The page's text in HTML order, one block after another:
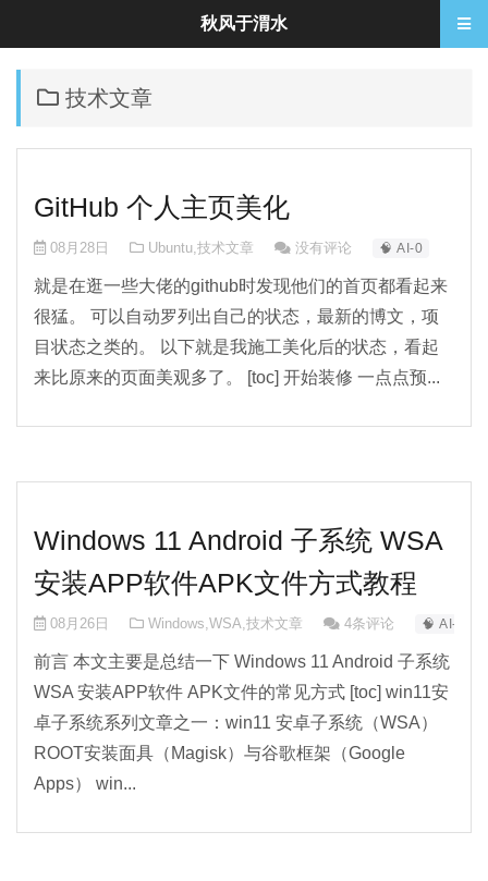
技术文章
GitHub 个人主页美化
08月28日 Ubuntu,技术文章 没有评论 🧠 AI-0
就是在逛一些大佬的github时发现他们的首页都看起来
很猛。 可以自动罗列出自己的状态，最新的博文，项
目状态之类的。 以下就是我施工美化后的状态，看起
来比原来的页面美观多了。 [toc] 开始装修 一点点预...
Windows 11 Android 子系统 WSA
安装APP软件APK文件方式教程
08月26日 Windows,WSA,技术文章 4条评论 🧠 AI-0
前言 本文主要是总结一下 Windows 11 Android 子系统
WSA 安装APP软件 APK文件的常见方式 [toc] win11安
卓子系统系列文章之一：win11 安卓子系统（WSA）
ROOT安装面具（Magisk）与谷歌框架（Google
Apps） win...
秋风于渭水